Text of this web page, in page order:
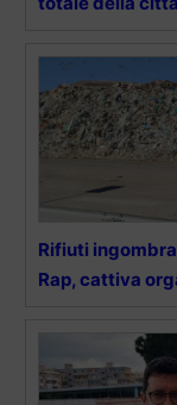
Rifiuti
Rap, cattiva